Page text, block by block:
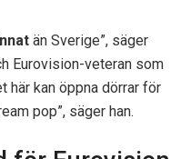
än Sverige”, säger
Eurovision-veteran som
här kan öppna dörrar för
pop”, säger han.